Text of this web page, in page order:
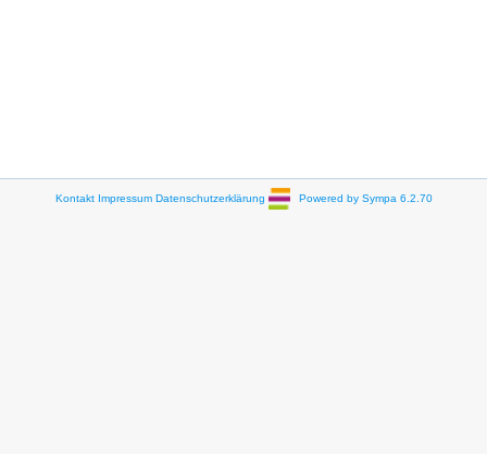
Kontakt Impressum Datenschutzerklärung Powered by Sympa 6.2.70